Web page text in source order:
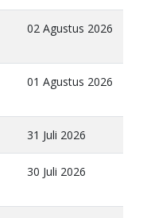
02 Agustus 2026
01 Agustus 2026
31 Juli 2026
30 Juli 2026